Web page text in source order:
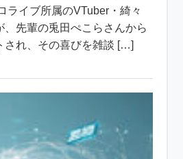
ライブ所属のVTuber・綺々
、先輩の兎田ぺこらさんから
され、その喜びを雑談 […]